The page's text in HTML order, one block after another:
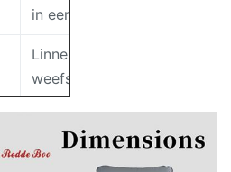
in een doos
Linnen
weefsel
per maand